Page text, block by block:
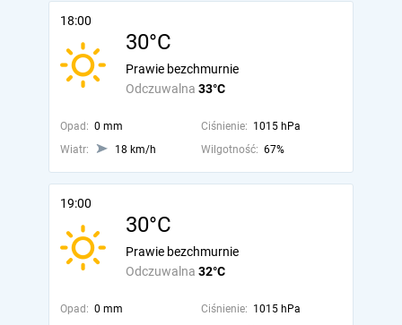
18:00
30°C
Odczuwalna 33°C
Prawie bezchmurnie
Opad: 0 mm Ciśnienie: 1015 hPa
Wiatr:
18 km/h Wilgotność: 67%
19:00
30°C
Odczuwalna 32°C
Prawie bezchmurnie
Opad: 0 mm Ciśnienie: 1015 hPa